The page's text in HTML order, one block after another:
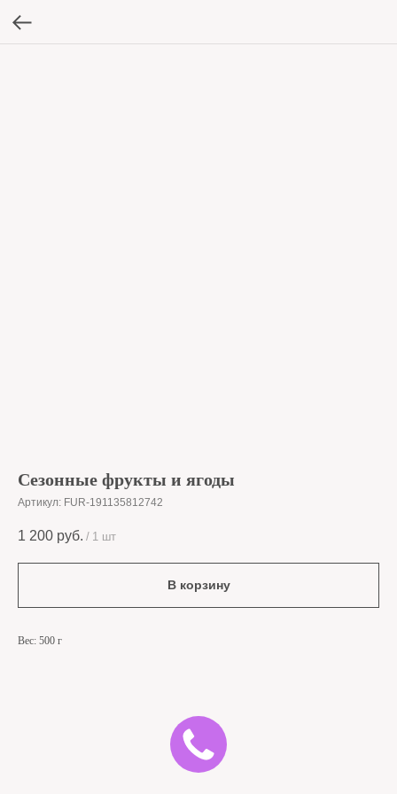
Сезонные фрукты и ягоды
Артикул: FUR-191135812742
1 200 руб. / 1 шт
В корзину
Вес: 500 г